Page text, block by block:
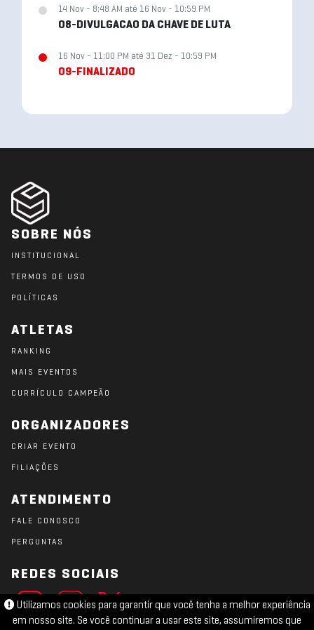
14 Nov - 8:48 AM até 16 Nov - 10:59 PM
08-DIVULGACAO DA CHAVE DE LUTA
16 Nov - 11:00 PM até 31 Dez - 10:59 PM
09-FINALIZADO
SOBRE NÓS
INSTITUCIONAL
TERMOS DE USO
POLÍTICAS
ATLETAS
RANKING
MAIS EVENTOS
CURRÍCULO CAMPEÃO
ORGANIZADORES
CRIAR EVENTO
FILIAÇÕES
ATENDIMENTO
FALE CONOSCO
PERGUNTAS
REDES SOCIAIS
Utilizamos cookies para garantir que você tenha a melhor experiência
em nosso site. Se você continuar a usar este site, assumiremos que